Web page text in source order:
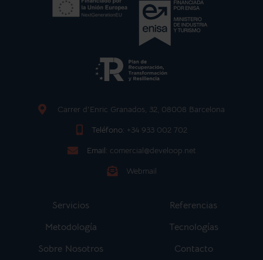
Carrer d'Enric Granados, 32, 08008 Barcelona
Teléfono: +34 933 002 702
Email: comercial@develoop.net
Webmail
Servicios
Referencias
Metodología
Tecnologías
Sobre Nosotros
Contacto